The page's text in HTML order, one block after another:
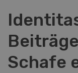
Schafe